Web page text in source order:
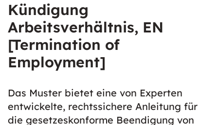
Kündigung
Arbeitsverhältnis, EN
[Termination of
Employment]
Das Muster bietet eine von Experten
entwickelte, rechtssichere Anleitung für
die gesetzeskonforme Beendigung von